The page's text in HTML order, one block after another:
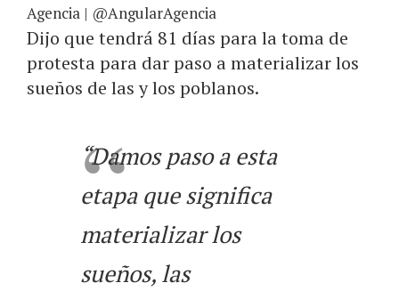
Agencia | @AngularAgencia
Dijo que tendrá 81 días para la toma de
protesta para dar paso a materializar los
sueños de las y los poblanos.
“Damos paso a esta
etapa que significa
materializar los
sueños, las